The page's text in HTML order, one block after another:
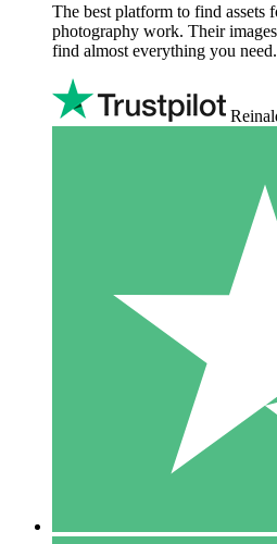
The best platform to find assets
photography work. Their
find almost everything you need.